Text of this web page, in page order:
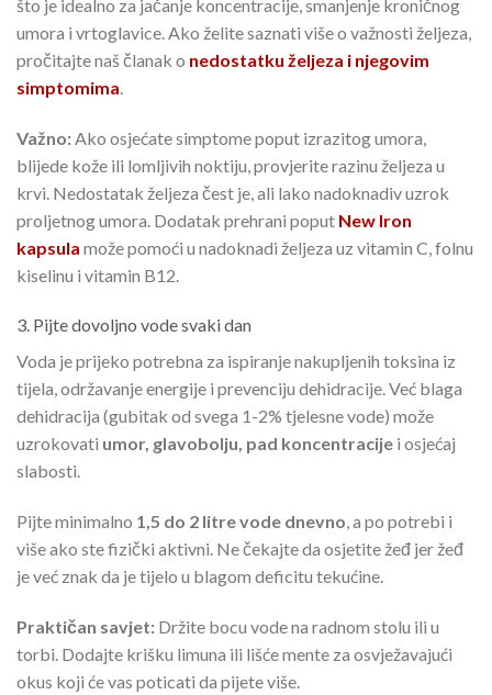
što je idealno za jačanje koncentracije, smanjenje kroničnog
umora i vrtoglavice. Ako želite saznati više o važnosti željeza,
pročitajte naš članak o nedostatku željeza i njegovim
simptomima.
Važno: Ako osjećate simptome poput izrazitog umora,
blijede kože ili lomljivih noktiju, provjerite razinu željeza u
krvi. Nedostatak željeza čest je, ali lako nadoknadiv uzrok
proljetnog umora. Dodatak prehrani poput New Iron
kapsula može pomoći u nadoknadi željeza uz vitamin C, folnu
kiselinu i vitamin B12.
3. Pijte dovoljno vode svaki dan
Voda je prijeko potrebna za ispiranje nakupljenih toksina iz
tijela, održavanje energije i prevenciju dehidracije. Već blaga
dehidracija (gubitak od svega 1-2% tjelesne vode) može
uzrokovati umor, glavobolju, pad koncentracije i osjećaj
slabosti.
Pijte minimalno 1,5 do 2 litre vode dnevno, a po potrebi i
više ako ste fizički aktivni. Ne čekajte da osjetite žeđ jer žeđ
je već znak da je tijelo u blagom deficitu tekućine.
Praktičan savjet: Držite bocu vode na radnom stolu ili u
torbi. Dodajte krišku limuna ili lišće mente za osvježavajući
okus koji će vas poticati da pijete više.